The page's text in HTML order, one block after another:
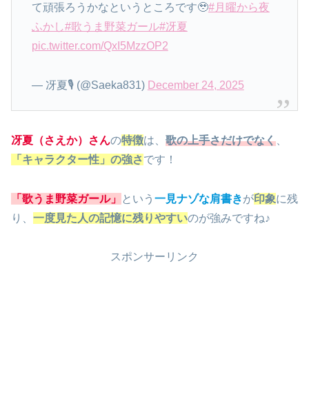
て頑張ろうかなというところです🥹#月曜から夜
ふかし#歌うま野菜ガール#冴夏
pic.twitter.com/QxI5MzzOP2
— 冴夏🎙 (@Saeka831) December 24, 2025
冴夏（さえか）さんの特徴は、 歌の上手さだけでなく
「キャラクター性」の強さです！
「歌うま野菜ガール」 という 一見ナゾな肩書きが印象に残
り、 一度見た人の記憶に残りやすいのが強みですね♪
スポンサーリンク